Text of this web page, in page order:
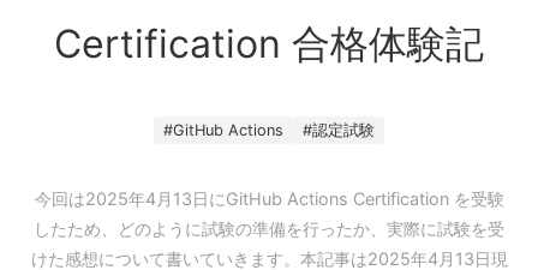
Certification 合格体験記
#GitHub Actions #認定試験
今回は2025年4月13日にGitHub Actions Certification を受験
したため、どのように試験の準備を行ったか、実際に試験を受
けた感想について書いていきます。本記事は2025年4月13日現